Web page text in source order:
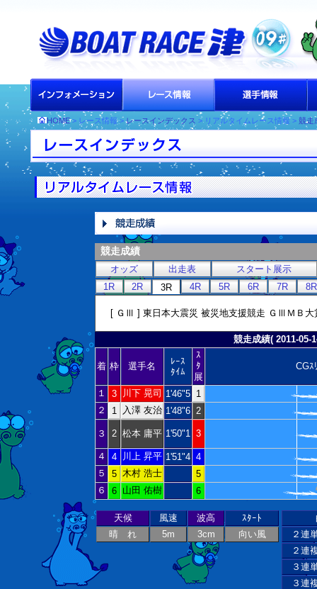
HOME> レース情報 >レースインデックス > リアルタイムレース情報 > 競走
競走成績
オッズ 出走表
スタート展示
1R
2R 3R 4R 5R 6R 7R 8R
[ ＧⅢ ] 東日本大震災 被災地支援競走 ＧⅢＭＢ大
競走成績( 2011-05-
着 枠 選手名
ﾚｰｽ
ﾀｲﾑ
ｽ
ﾀ
展
CGｽ
１ 3 川下 晃司 1'46"5
1
２
1 入澤 友治 1'48"6 2
３ 2 松本 庸平 1'50"1 3
４ 4 川上 昇平 1'51"4 4
５
5 木村 浩士
5
６
6 山田 佑樹 6
天候 風速 波高
ｽﾀｰﾄ
晴 れ
5m 3cm 向い風
２連
２連
３連
３連